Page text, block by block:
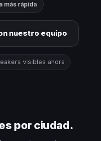
más rápida
nuestro equipo
visibles ahora
por ciudad.